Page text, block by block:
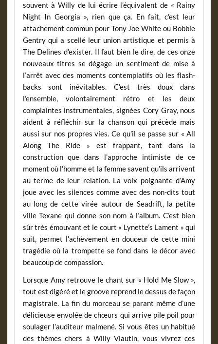
souvent à Willy de lui écrire l’équivalent de « Rainy
Night In Georgia », rien que ça. En fait, c’est leur
attachement commun pour Tony Joe White ou Bobbie
Gentry qui a scellé leur union artistique et permis à
The Delines d’exister. Il faut bien le dire, de ces onze
nouveaux titres se dégage un sentiment de mise à
l’arrêt avec des moments contemplatifs où les flash-
backs sont inévitables. C’est très doux dans
l’ensemble, volontairement rétro et les deux
complaintes instrumentales, signées Cory Gray, nous
aident à réfléchir sur la chanson qui précède mais
aussi sur nos propres vies. Ce qu’il se passe sur « All
Along The Ride » est frappant, tant dans la
construction que dans l’approche intimiste de ce
moment où l’homme et la femme savent qu’ils arrivent
au terme de leur relation. La voix poignante d’Amy
joue avec les silences comme avec des non-dits tout
au long de cette virée autour de Seadrift, la petite
ville Texane qui donne son nom à l’album. C’est bien
sûr très émouvant et le court « Lynette’s Lament » qui
suit, permet l’achèvement en douceur de cette mini
tragédie où la trompette se fond dans le décor avec
beaucoup de compassion.
Lorsque Amy retrouve le chant sur « Hold Me Slow »,
tout est digéré et le groove reprend le dessus de façon
magistrale. La fin du morceau se parant même d’une
délicieuse envolée de chœurs qui arrive pile poil pour
soulager l’auditeur malmené. Si vous êtes un habitué
des thèmes chers à Willy Vlautin, vous vivrez ces